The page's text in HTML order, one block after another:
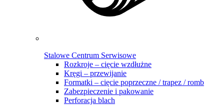
Stalowe Centrum Serwisowe
Rozkroje – cięcie wzdłużne
Kręgi – przewijanie
Formatki – cięcie poprzeczne / trapez / romb
Zabezpieczenie i pakowanie
Perforacja blach